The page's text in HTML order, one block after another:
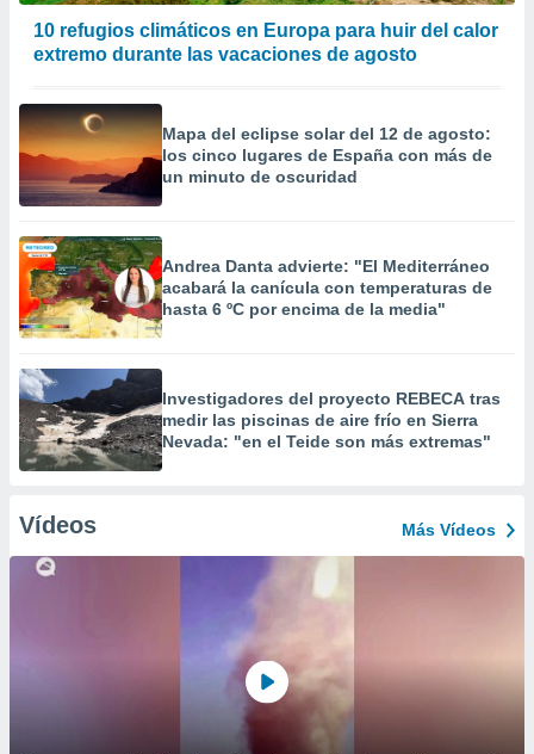
10 refugios climáticos en Europa para huir del calor
extremo durante las vacaciones de agosto
Mapa del eclipse solar del 12 de agosto:
los cinco lugares de España con más de
un minuto de oscuridad
Andrea Danta advierte: "El Mediterráneo
acabará la canícula con temperaturas de
hasta 6 ºC por encima de la media"
Investigadores del proyecto REBECA tras
medir las piscinas de aire frío en Sierra
Nevada: "en el Teide son más extremas"
Vídeos Más Vídeos